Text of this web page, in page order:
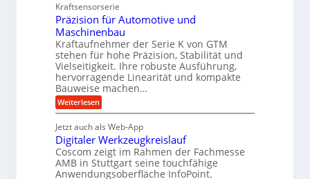
h
i
n
d
e
t
r
i
e
b
e
f
ü
r
n
d
A
u
f
t
r
a
s
e
i
n
l
o
s
e
,
w
e
n
i
g
e
r
S
h
n
s
t
a
n
g
e
n
g
e
t
r
i
e
b
e
f
Kraftsensorserie
Präzision für Automotive und
Maschinenbau
Kraftaufnehmer der Serie K von GTM
stehen für hohe Präzision, Stabilität und
Vielseitigkeit. Ihre robuste Ausführung,
hervorragende Linearität und kompakte
Bauweise machen…
Weiterlesen:
P
ä
z
i
s
i
Jetzt auch als Web-App
Digitaler Werkzeugkreislauf
Coscom zeigt im Rahmen der Fachmesse
AMB in Stuttgart seine touchfähige
Anwendungsoberfläche InfoPoint.